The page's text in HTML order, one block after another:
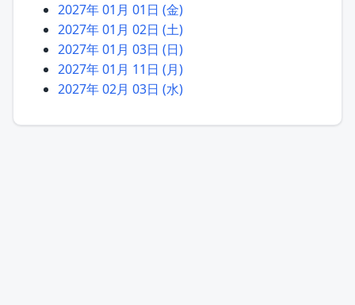
2027年 01月 01日 (金)
2027年 01月 02日 (土)
2027年 01月 03日 (日)
2027年 01月 11日 (月)
2027年 02月 03日 (水)